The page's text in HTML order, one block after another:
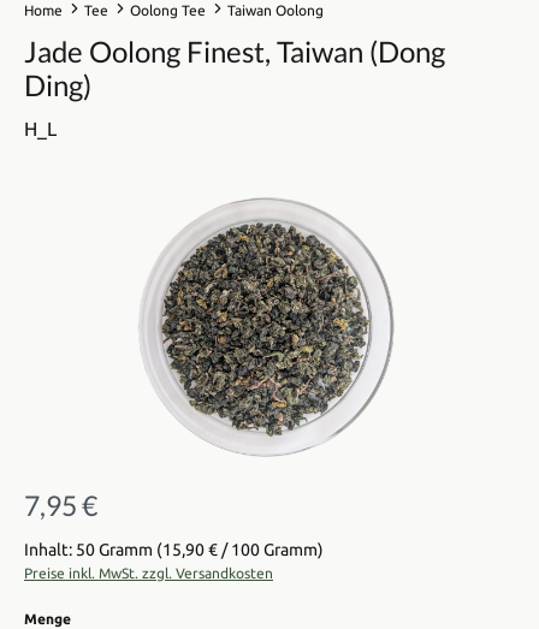
Home Tee Oolong Tee Taiwan Oolong
Jade Oolong Finest, Taiwan (Dong
Ding)
H_L
Bildergalerie überspringen
Regulärer Preis:
7,95 €
Inhalt: 50 Gramm (15,90 € / 100 Gramm)
Preise inkl. MwSt. zzgl. Versandkosten
Mengeauswählen